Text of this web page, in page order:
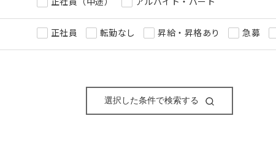
正社員 転勤なし 昇給・昇格あり 急募
選択した条件で検索する